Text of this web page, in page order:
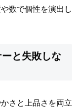
数で個性を演出し
と失敗しな
さと上品さを両立